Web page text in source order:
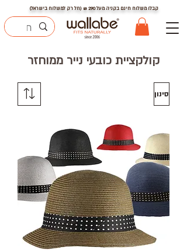
קבלו משלוח חינם בקניה מעל290₪ (חל רק למשלוח בישראל)
קולקציית כובעי נייר ממוחזר
סינון